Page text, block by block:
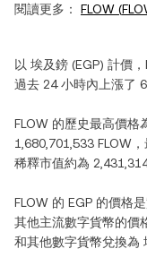
閱讀更多： FLOW (
以 埃及鎊 (EGP) 計價，
過去 24 小時內 上漲了
FLOW 的歷史最高價格
1,680,701,533 FLOW
稀釋市值約為
FLOW 的 EGP 的價格
其他主流數字貨幣的價
和其他數字貨幣兌換為